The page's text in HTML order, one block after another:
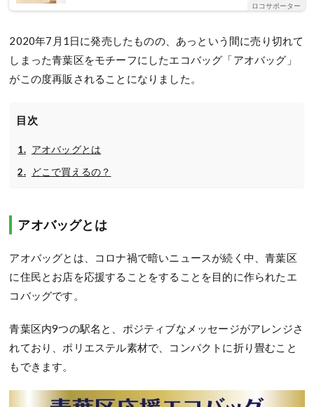
ロコサポーター
2020年7月1日に発売したものの、あっという間に売り切れて
しまった青葉区をモチーフにしたエコバッグ「アオバッグ」
がこの度再販されることになりました。
目次
アオバッグとは
どこで買えるの？
アオバッグとは
アオバッグとは、コロナ禍で暗いニュースが続く中、青葉区
に住民とお店を応援することをすることを目的に作られたエ
コバッグです。
青葉区内9つの駅名と、ポジティブなメッセージがアレンジさ
れており、ポリエステル素材で、コンパクトに折り畳むこと
もできます。